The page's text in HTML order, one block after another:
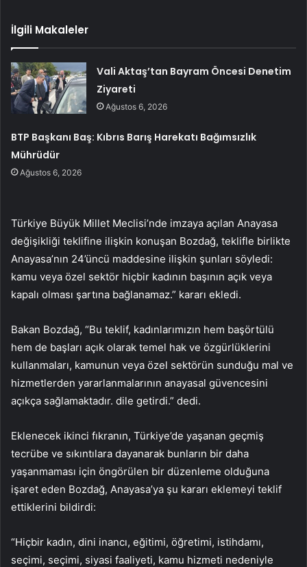
İlgili Makaleler
Vali Aktaş’tan Bayram Öncesi Denetim
Ziyareti
Ağustos 6, 2026
BTP Başkanı Baş: Kıbrıs Barış Harekatı Bağımsızlık
Mührüdür
Ağustos 6, 2026
Türkiye Büyük Millet Meclisi’nde imzaya açılan Anayasa
değişikliği teklifine ilişkin konuşan Bozdağ, teklifle birlikte
Anayasa’nın 24’üncü maddesine ilişkin şunları söyledi:
kamu veya özel sektör hiçbir kadının başının açık veya
kapalı olması şartına bağlanamaz.” kararı ekledi.
Bakan Bozdağ, “Bu teklif, kadınlarımızın hem başörtülü
hem de başları açık olarak temel hak ve özgürlüklerini
kullanmaları, kamunun veya özel sektörün sunduğu mal ve
hizmetlerden yararlanmalarının anayasal güvencesini
açıkça sağlamaktadır. dile getirdi.” dedi.
Eklenecek ikinci fıkranın, Türkiye’de yaşanan geçmiş
tecrübe ve sıkıntılara dayanarak bunların bir daha
yaşanmaması için öngörülen bir düzenleme olduğuna
işaret eden Bozdağ, Anayasa’ya şu kararı eklemeyi teklif
ettiklerini bildirdi:
“Hiçbir kadın, dini inancı, eğitimi, öğretimi, istihdamı,
seçimi, seçimi, siyasi faaliyeti, kamu hizmeti nedeniyle